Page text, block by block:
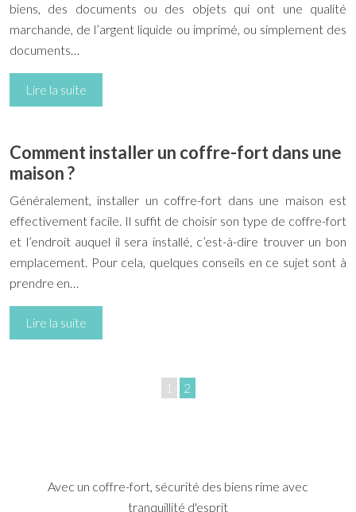
biens, des documents ou des objets qui ont une qualité
marchande, de l’argent liquide ou imprimé, ou simplement des
documents…
Lire la suite
Comment installer un coffre-fort dans une
maison ?
Généralement, installer un coffre-fort dans une maison est
effectivement facile. Il suffit de choisir son type de coffre-fort
et l’endroit auquel il sera installé, c’est-à-dire trouver un bon
emplacement. Pour cela, quelques conseils en ce sujet sont à
prendre en…
Lire la suite
1 2
Avec un coffre-fort, sécurité des biens rime avec
tranquillité d'esprit